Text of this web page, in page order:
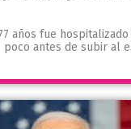
años fue
poco antes de subir al